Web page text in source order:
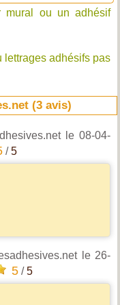
mural ou un adhésif
lettrages adhésifs pas
(3 avis)
le 08-04-
/5
le 26-
5 /5